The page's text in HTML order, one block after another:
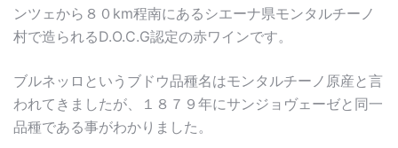
ンツェから８０km程南にあるシエーナ県モンタルチーノ
村で造られるD.O.C.G認定の赤ワインです。
ブルネッロというブドウ品種名はモンタルチーノ原産と言
われてきましたが、１８７９年にサンジョヴェーゼと同一
品種である事がわかりました。